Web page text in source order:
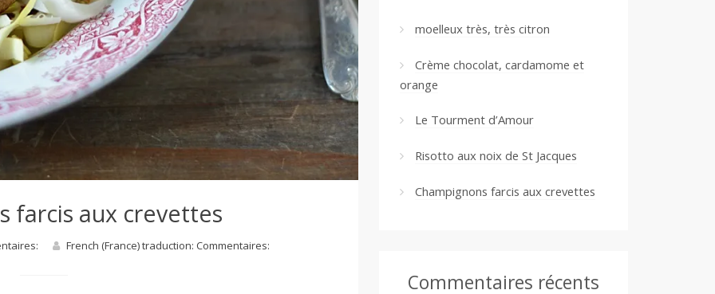
farcis aux crevettes
French (France) traduction: Commentaires:
moelleux très, très citron
Crème chocolat, cardamome et
orange
Le Tourment d’Amour
Risotto aux noix de St Jacques
Champignons farcis aux crevettes
Commentaires récents